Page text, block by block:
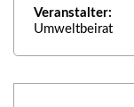
Veranstalter:
Umweltbeirat